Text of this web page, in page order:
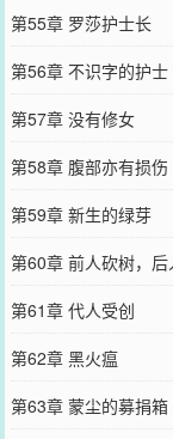
第55章 罗莎护士长
第56章 不识字的护士
第57章 没有修女
第58章 腹部亦有损伤
第59章 新生的绿芽
第60章 前人砍树，后
第61章 代人受创
第62章 黑火瘟
第63章 蒙尘的募捐箱